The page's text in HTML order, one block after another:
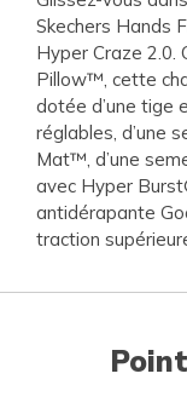
Skechers Hands
Hyper Craze 2.0.
Pillow™, cette
dotée d’une tige
réglables, d’une
Mat™, d’une
avec Hyper
antidérapante
traction